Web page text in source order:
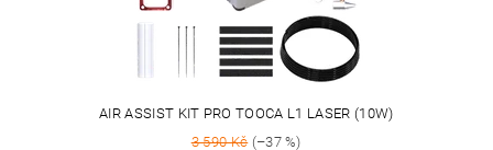
AIR ASSIST KIT PRO TOOCA L1 LASER (10W)
3 590 Kč(–37 %)